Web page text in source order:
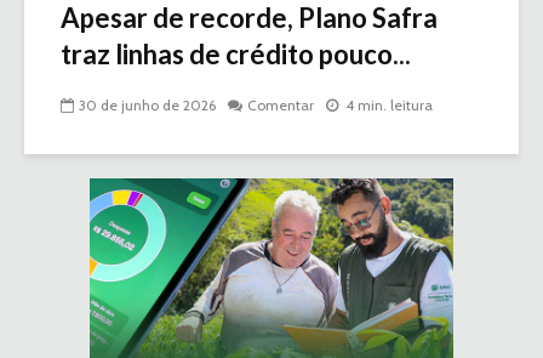
Apesar de recorde, Plano Safra
traz linhas de crédito pouco...
30 de junho de 2026 Comentar 4 min. leitura